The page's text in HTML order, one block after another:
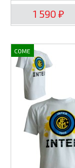
1 590 ₽
COME